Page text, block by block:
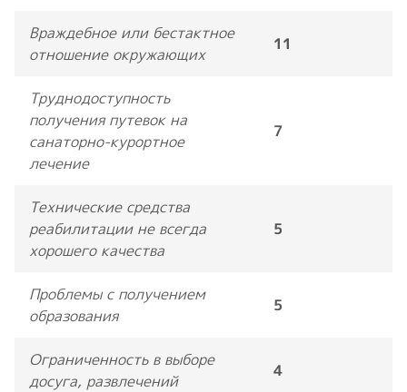
Враждебное или бестактное
отношение окружающих
11
Труднодоступность
получения путевок на
санаторно-курортное
лечение
7
Технические средства
реабилитации не всегда
хорошего качества
5
Проблемы с получением
образования
5
Ограниченность в выборе
досуга, развлечений
4